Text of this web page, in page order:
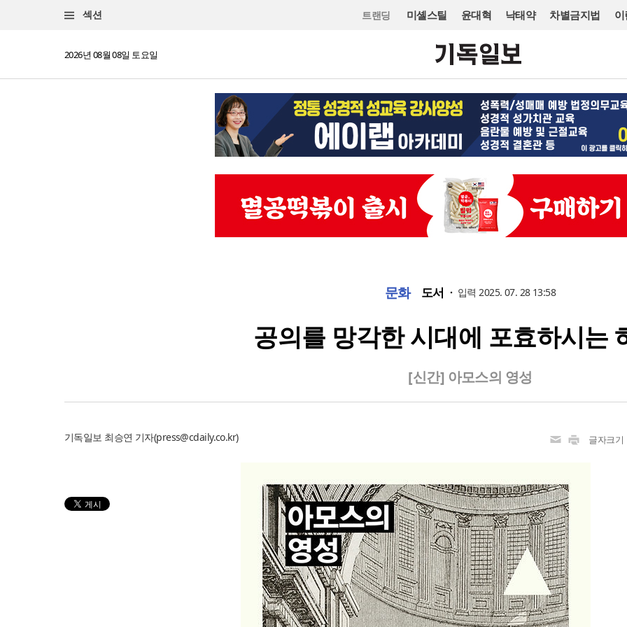
섹션 트랜딩 미셸스틸 윤대혁 낙태약 차별금지법
2026년 08월 08일 토요일
문화 도서 입력 2025. 07. 28 13:58
공의를 망각한 시대에 포효하시는
[신간] 아모스의 영성
기독일보 최승연 기자(press@cdaily.co.kr) 글자크기